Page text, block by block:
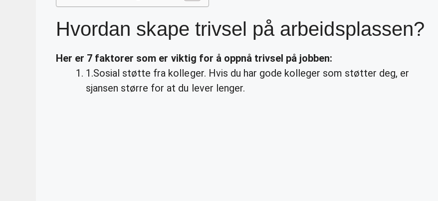
Hvordan skape trivsel på arbeidsplassen?
Her er 7 faktorer som er viktig for å oppnå trivsel på jobben:
1.Sosial støtte fra kolleger. Hvis du har gode kolleger som støtter deg, er
sjansen større for at du lever lenger.